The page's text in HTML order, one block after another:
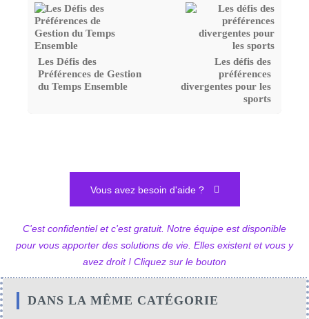
Les Défis des
Préférences de Gestion
du Temps Ensemble
Les défis des
préférences
divergentes pour les
sports
Vous avez besoin d'aide ?
C'est confidentiel et c'est gratuit. Notre équipe est disponible
pour vous apporter des solutions de vie. Elles existent et vous y
avez droit ! Cliquez sur le bouton
DANS LA MÊME CATÉGORIE